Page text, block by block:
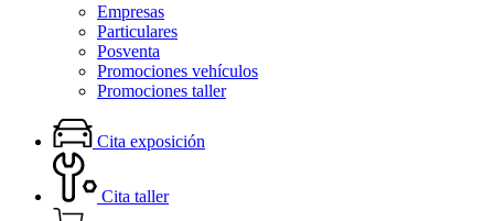
Empresas
Particulares
Posventa
Promociones vehículos
Promociones taller
Cita exposición
Cita taller